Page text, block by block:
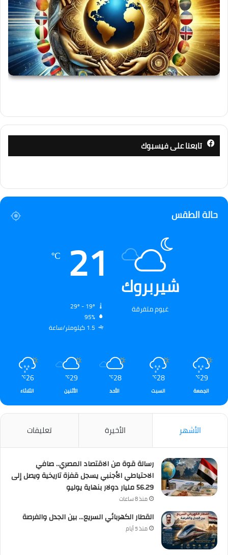
تابعنا على فيسبوك
حالة الطقس
شيربروك
غيوم متفرقة
21
℃
95%
1.5 كيلومتر/ساعة
29
℃
الجمعة
28
℃
السبت
28
℃
الأحد
29
℃
الأثنين
26
℃
الثلاثاء
الأشهر الأخيرة تعليقات
رسالة قوة من الاقتصاد المصري.. صافي
الاحتياطي الأجنبي يسجل قفزة تاريخية ويصل إلى
56.29 مليار دولار بنهاية يوليو
منذ 8 ساعات
القطار الكهربائي السريع… بين الجدل والفرصة
منذ 5 أيام